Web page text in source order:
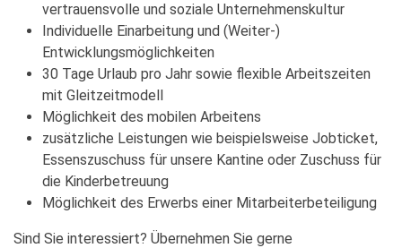
vertrauensvolle und soziale Unternehmenskultur
Individuelle Einarbeitung und (Weiter-)
Entwicklungsmöglichkeiten
30 Tage Urlaub pro Jahr sowie flexible Arbeitszeiten
mit Gleitzeitmodell
Möglichkeit des mobilen Arbeitens
zusätzliche Leistungen wie beispielsweise Jobticket,
Essenszuschuss für unsere Kantine oder Zuschuss für
die Kinderbetreuung
Möglichkeit des Erwerbs einer Mitarbeiterbeteiligung
Sind Sie interessiert? Übernehmen Sie gerne